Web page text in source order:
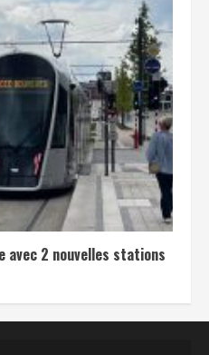
avec 2 nouvelles stations